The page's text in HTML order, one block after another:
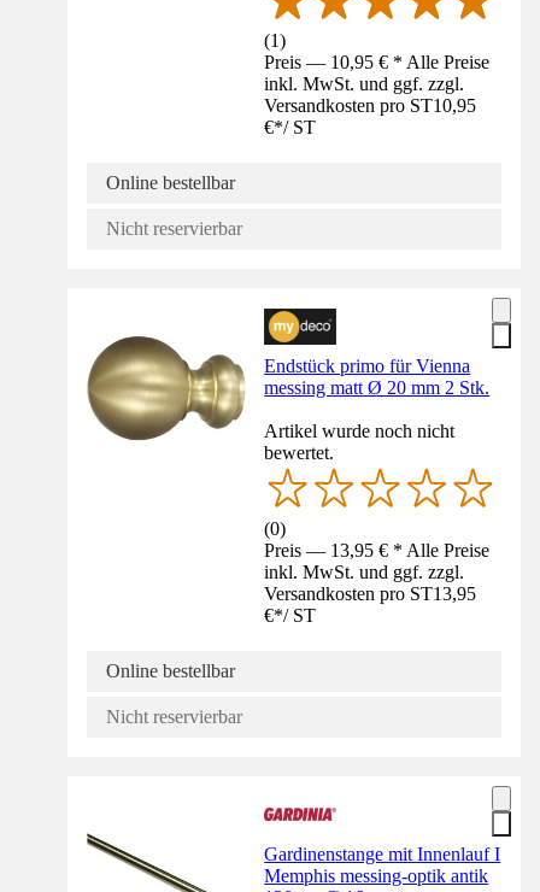
(1)
Preis — 10,95 € * Alle Preise
inkl. MwSt. und ggf. zzgl.
Versandkosten pro ST10,95
€*/ ST
Online bestellbar
Nicht reservierbar
Endstück primo für Vienna
messing matt Ø 20 mm 2 Stk.
Artikel wurde noch nicht
bewertet.
(0)
Preis — 13,95 € * Alle Preise
inkl. MwSt. und ggf. zzgl.
Versandkosten pro ST13,95
€*/ ST
Online bestellbar
Nicht reservierbar
Gardinenstange mit Innenlauf I
Memphis messing-optik antik